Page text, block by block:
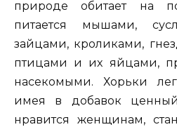
природе обитает на
питается мышами,
зайцами, кроликами,
птицами и их яйцами,
насекомыми. Хорьки
имея в добавок
нравится женщинам,